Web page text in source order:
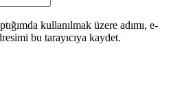
kullanılmak üzere adımı, e-
bu tarayıcıya kaydet.